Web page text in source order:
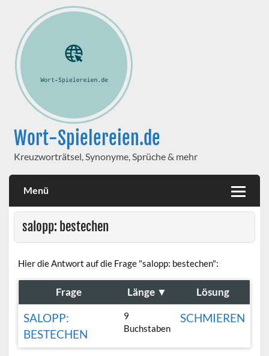
Wort-Spielereien.de
Kreuzworträtsel, Synonyme, Sprüche & mehr
Menü
salopp: bestechen
Hier die Antwort auf die Frage "salopp: bestechen":
Frage Länge ▼ Lösung
SALOPP:
BESTECHEN
9
Buchstaben
SCHMIEREN